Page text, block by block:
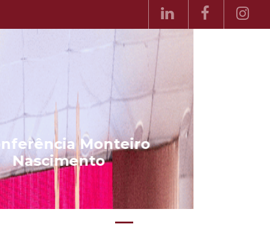
II Conferência Monteiro
Nascimento